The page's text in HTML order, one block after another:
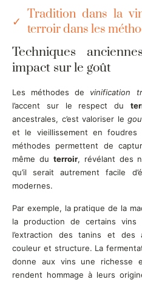
Tradition dans la
terroir dans les
Techniques
impact sur le goût
Les méthodes de vinification
l’accent sur le respect du
ancestrales, c’est valoriser le
et le vieillissement en foudres
méthodes permettent de
même du terroir, révélant des
qu’il serait autrement facile
modernes.
Par exemple, la pratique de la
la production de certains vins
l’extraction des tanins et des
couleur et structure. La
donne aux vins une richesse
rendent hommage à leurs